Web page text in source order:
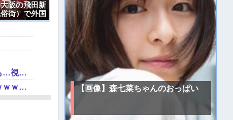
阪の飛田新
街）で外国
動画。これ
「人間と獣人が共存する社会」を描いた深夜アニメに喫煙、違法薬物の連想シーンも…視聴者批判でBPO議論
【動画】あのちゃん、また我々をシコらすｗｗｗｗｗｗｗｗｗｗｗｗｗｗｗｗｗｗｗｗｗｗｗｗ
【画像】森七菜ちゃんのおっぱい